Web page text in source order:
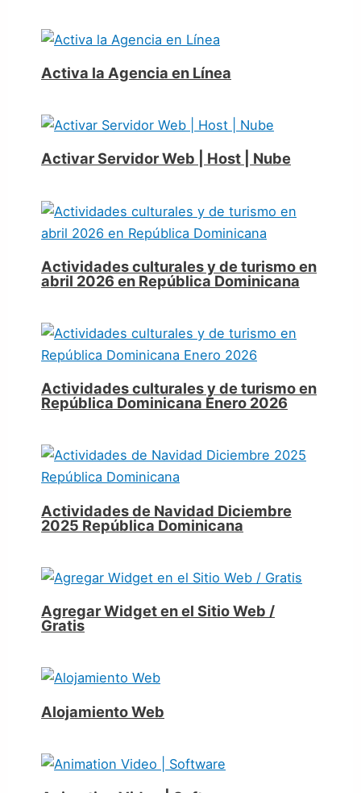
Activa la Agencia en Línea
Activar Servidor Web | Host | Nube
Actividades culturales y de turismo en
abril 2026 en República Dominicana
Actividades culturales y de turismo en
República Dominicana Enero 2026
Actividades de Navidad Diciembre
2025 República Dominicana
Agregar Widget en el Sitio Web /
Gratis
Alojamiento Web